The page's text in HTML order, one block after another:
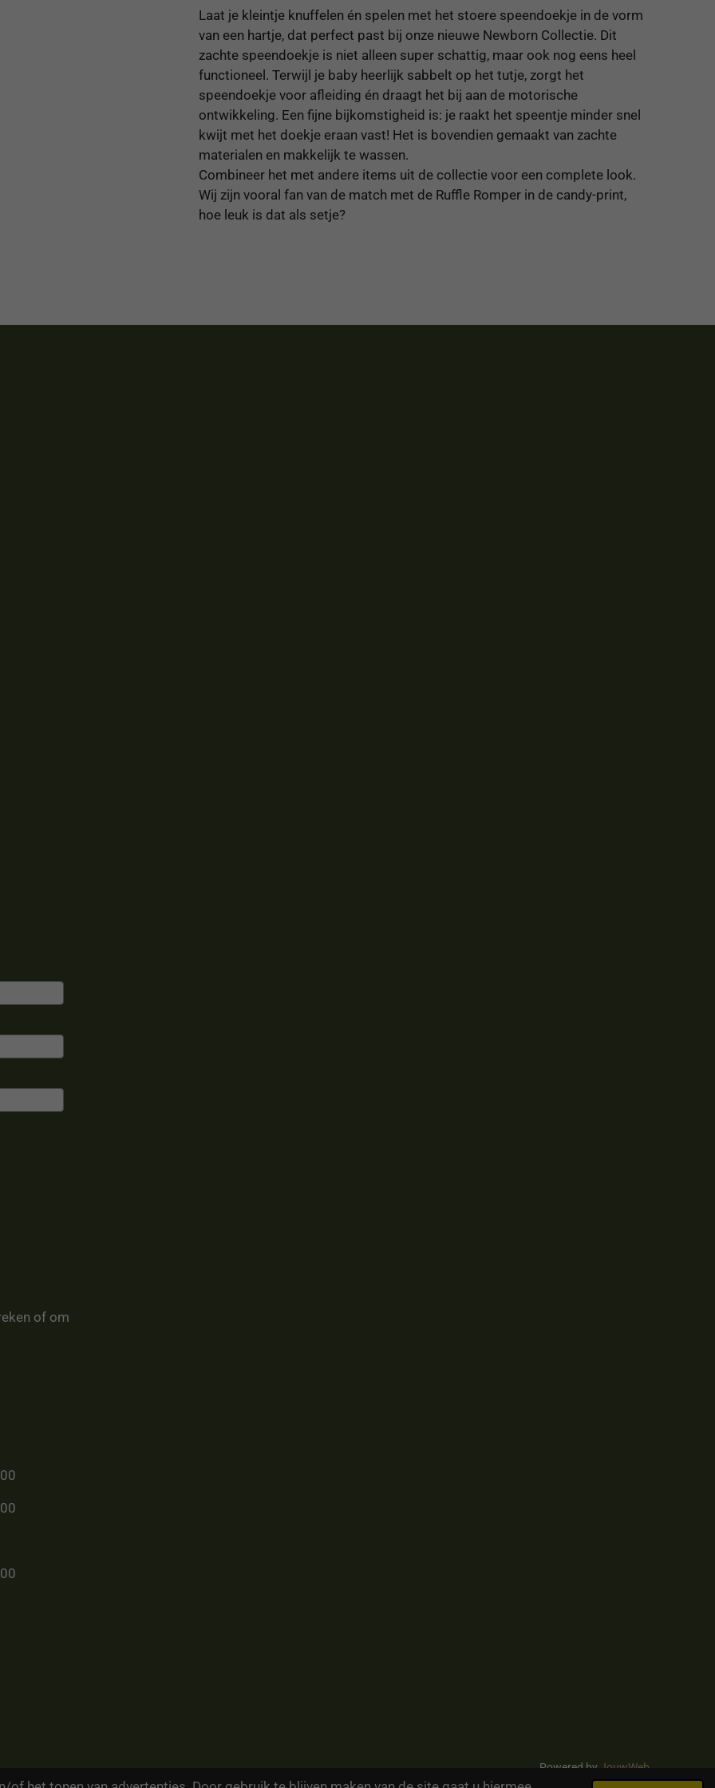
Laat je kleintje knuffelen én spelen met het stoere speendoekje in de vorm
van een hartje, dat perfect past bij onze nieuwe Newborn Collectie. Dit
zachte speendoekje is niet alleen super schattig, maar ook nog eens heel
functioneel. Terwijl je baby heerlijk sabbelt op het tutje, zorgt het
speendoekje voor afleiding én draagt het bij aan de motorische
ontwikkeling. Een fijne bijkomstigheid is: je raakt het speentje minder snel
kwijt met het doekje eraan vast! Het is bovendien gemaakt van zachte
materialen en makkelijk te wassen.
Combineer het met andere items uit de collectie voor een complete look.
Wij zijn vooral fan van de match met de Ruffle Romper in de candy-print,
hoe leuk is dat als setje?
of om
Powered by JouwWeb